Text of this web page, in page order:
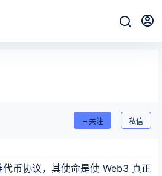
关注 私信
币协议，其使命是使 Web3 真正